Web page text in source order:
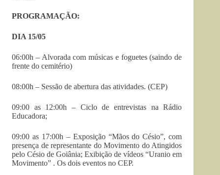
PROGRAMAÇÃO:
DIA 15/05
06:00h – Alvorada com músicas e foguetes (saindo de
frente do cemitério)
08:00h – Sessão de abertura das atividades. (CEP)
09:00 as 12:00h – Ciclo de entrevistas na Rádio
Educadora;
09:00 as 17:00h – Exposição “Mãos do Césio”, com
presença de representante do Movimento do Atingidos
pelo Césio de Goiânia; Exibição de vídeos “Uranio em
Movimento” . Os dois eventos no CEP.